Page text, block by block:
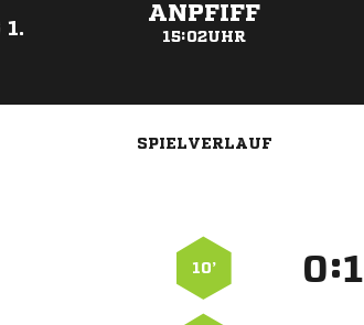
1.
ANPFIFF
15:02UHR
SPIELVERLAUF
10’ :